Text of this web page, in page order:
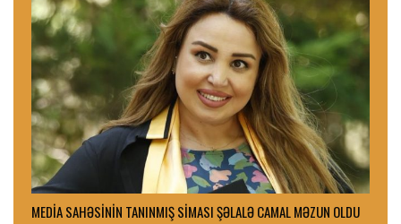
MEDİA SAHƏSİNİN TANINMIŞ SİMASI ŞƏLALƏ CAMAL MƏZUN OLDU